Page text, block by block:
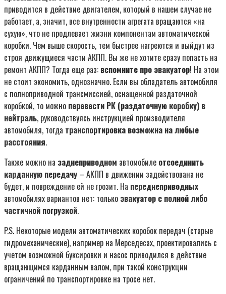
приводится в действие двигателем, который в нашем случае не
работает, а, значит, все внутренности агрегата вращаются «на
сухую», что не продлевает жизни компонентам автоматической
коробки. Чем выше скорость, тем быстрее нагреются и выйдут из
строя движущиеся части АКПП. Вы же не хотите сразу попасть на
ремонт АКПП? Тогда еще раз: вспомните про эвакуатор! На этом
не стоит экономить, однозначно. Если вы обладатель автомобиля
с полноприводной трансмиссией, оснащенной раздаточной
коробкой, то можно перевести РК (раздаточную коробку) в
нейтраль, руководствуясь инструкцией производителя
автомобиля, тогда транспортировка возможна на любые
расстояния.
Также можно на заднеприводном автомобиле отсоединить
карданную передачу – АКПП в движении задействована не
будет, и повреждение ей не грозит. На переднеприводных
автомобилях вариантов нет: только эвакуатор с полной либо
частичной погрузкой.
P.S. Некоторые модели автоматических коробок передач (старые
гидромеханические), например на Мерседесах, проектировались с
учетом возможной буксировки и насос приводился в действие
вращающимся карданным валом, при такой конструкции
ограничений по транспортировке на тросе нет.